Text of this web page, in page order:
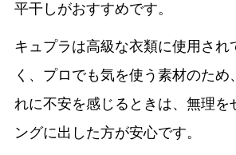
平干しがおすすめです。
キュプラは高級な衣類に使用され
く、プロでも気を使う素材のため
れに不安を感じるときは、無理を
ングに出した方が安心です。